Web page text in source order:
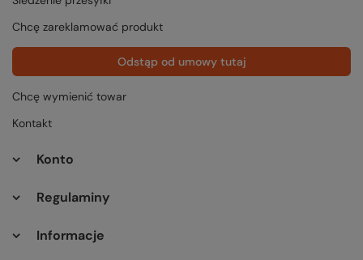
Chcę zareklamować produkt
Odstąp od umowy tutaj
Chcę wymienić towar
Kontakt
Konto
Regulaminy
Informacje